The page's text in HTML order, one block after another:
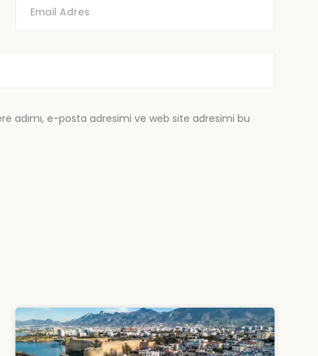
adımı, e-posta adresimi ve web site adresimi bu